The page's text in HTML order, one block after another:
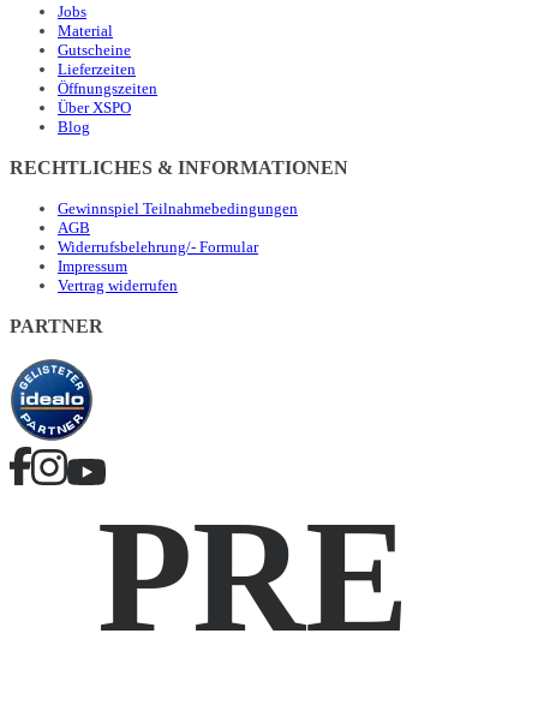
Jobs
Material
Gutscheine
Lieferzeiten
Öffnungszeiten
Über XSPO
Blog
RECHTLICHES & INFORMATIONEN
Gewinnspiel Teilnahmebedingungen
AGB
Widerrufsbelehrung/- Formular
Impressum
Vertrag widerrufen
PARTNER